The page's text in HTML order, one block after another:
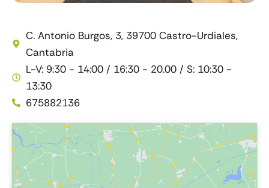
C. Antonio Burgos, 3, 39700 Castro-Urdiales,
Cantabria
L-V: 9:30 - 14:00 / 16:30 - 20.00 / S: 10:30 -
13:30
675882136